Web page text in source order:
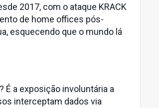
2017, com o ataque KRACK
de home offices pós-
esquecendo que o mundo lá
É a exposição involuntária a
interceptam dados via